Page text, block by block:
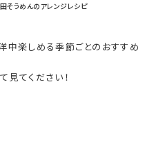
そうめんのアレンジレシピ
中楽しめる季節ごとのおすすめ
見てください！